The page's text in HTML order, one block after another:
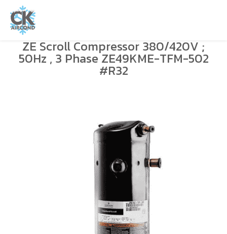
ZE Scroll Compressor 380/420V ;
50Hz , 3 Phase ZE49KME-TFM-502
#R32